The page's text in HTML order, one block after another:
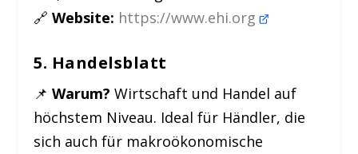
🔗Website: https://www.ehi.org
5. Handelsblatt
📌Warum? Wirtschaft und Handel auf
höchstem Niveau. Ideal für Händler, die
sich auch für makroökonomische